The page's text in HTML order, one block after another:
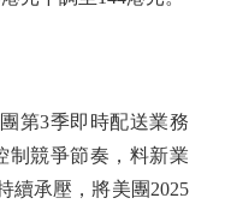
3季即時配送業務
制競爭節奏，料新業
續承壓，將美團2025